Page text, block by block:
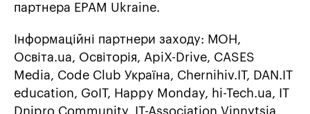
партнера EPAM Ukraine.
Інформаційні партнери заходу: МОН,
Освіта.ua, Освіторія, АpiX-Drive, CASES
Media, Code Club Україна, Chernihiv.IT, DAN.IT
education, GoIT, Happy Monday, hi-Tech.ua, IТ
Dnipro Community, IT-Association Vinnytsia,